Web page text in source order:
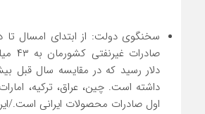
سخنگوی دولت: از ابتدای امسال
داشته است. چین، عراق، ترکیه،
اول صادرات محصولات ایرانی است./